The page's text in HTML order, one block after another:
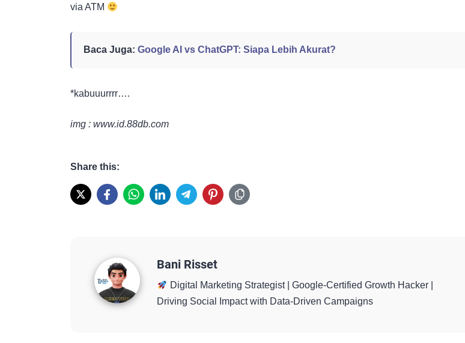
via ATM
Baca Juga: Google AI vs ChatGPT: Siapa Lebih Akurat?
*kabuuurrrr….
img : www.id.88db.com
Share this:
Bani Risset
Digital Marketing Strategist | Google-Certified Growth Hacker |
Driving Social Impact with Data-Driven Campaigns